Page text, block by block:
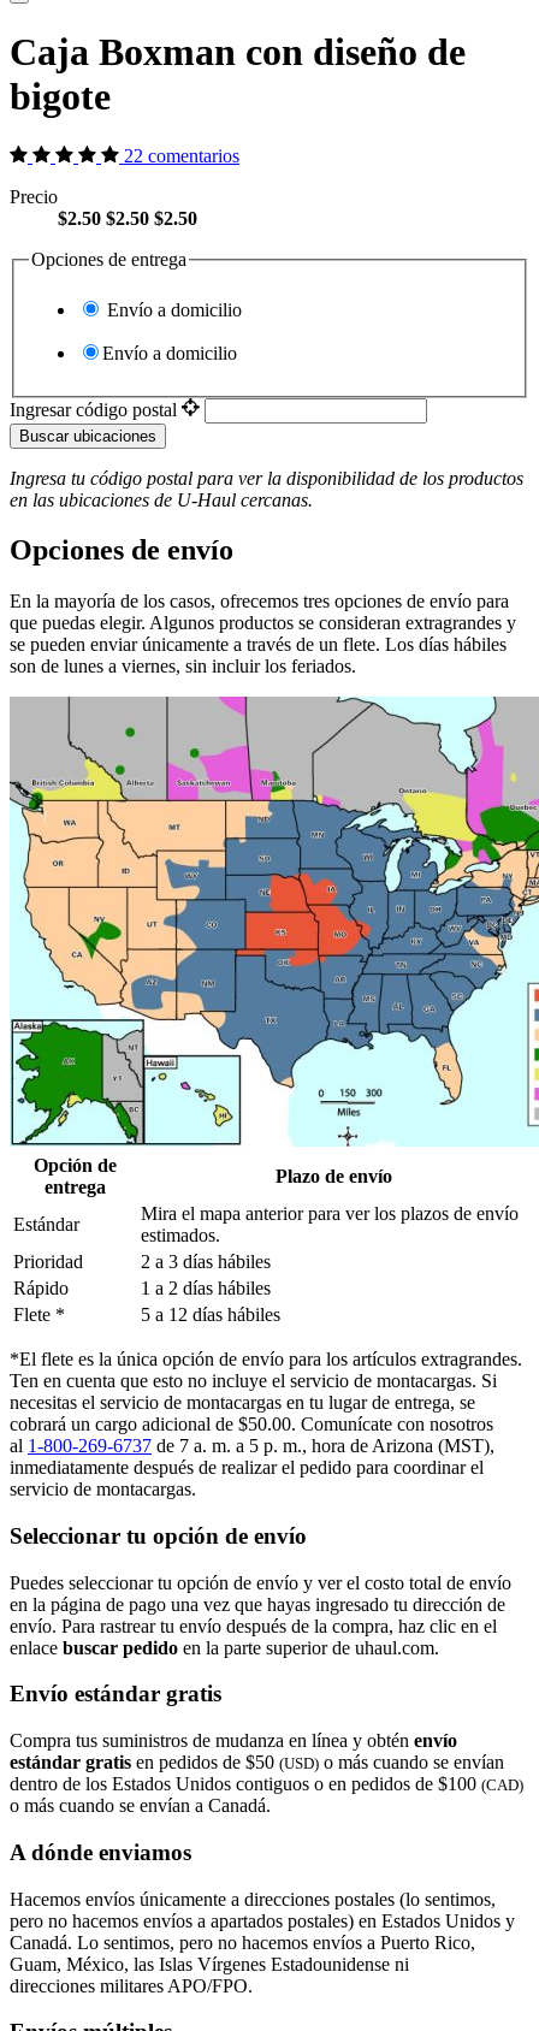
Caja Boxman con diseño de
bigote
22 comentarios
Precio
$2.50 $2.50 $2.50
Opciones de entrega
Envío a domicilio
Envío a domicilio
Ingresar código postal
Buscar ubicaciones
Ingresa tu código postal para ver la disponibilidad de los productos
en las ubicaciones de U-Haul ​​​​​​​ cercanas.
Opciones de envío
En la mayoría de los casos, ofrecemos tres opciones de envío para
que puedas elegir. Algunos productos se consideran extragrandes y
se pueden enviar únicamente a través de un flete. Los días hábiles
son de lunes a viernes, sin incluir los feriados.
Opción de
entrega
Plazo de envío
Estándar
Mira el mapa anterior para ver los plazos de envío
estimados.
Prioridad
2 a 3 días hábiles
Rápido
1 a 2 días hábiles
Flete *
5 a 12 días hábiles
*El flete es la única opción de envío para los artículos extragrandes.
Ten en cuenta que esto no incluye el servicio de montacargas. Si
necesitas el servicio de montacargas en tu lugar de entrega, se
cobrará un cargo adicional de $50.00. Comunícate con nosotros
al 1-800-269-6737 de 7 a. m. a 5 p. m., hora de Arizona (MST),
inmediatamente después de realizar el pedido para coordinar el
servicio de montacargas.
Seleccionar tu opción de envío
Puedes seleccionar tu opción de envío y ver el costo total de envío
en la página de pago una vez que hayas ingresado tu dirección de
envío. Para rastrear tu envío después de la compra, haz clic en el
enlace buscar pedido​​​​​​​ en la parte superior de uhaul.com.
Envío estándar gratis
Compra tus suministros de mudanza en línea y obtén envío
estándar gratis en pedidos de $50 (USD) o más cuando se envían
dentro de los Estados Unidos contiguos o en pedidos de $100 (CAD)
o más cuando se envían a Canadá.
A dónde enviamos
Hacemos envíos únicamente a direcciones postales (lo sentimos,
pero no hacemos envíos a apartados postales) en Estados Unidos y
Canadá. Lo sentimos, pero no hacemos envíos a Puerto Rico,
Guam, México, las Islas Vírgenes Estadounidense ni
direcciones militares APO/FPO.